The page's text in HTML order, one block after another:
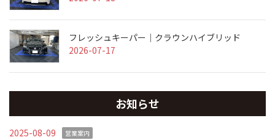
フレッシュキーパー｜クラウンハイブリッド
2026-07-17
お知らせ
2025-08-09 営業案内